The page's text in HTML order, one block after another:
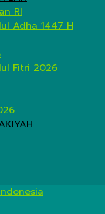
RI
Adha 1447 H
Fitri 2026